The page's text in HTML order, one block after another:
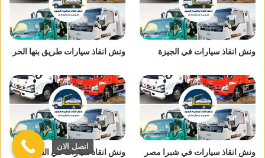
ونش انقاذ سيارات في الجيزة ونش انقاذ سيارات طريق بنها الحر
ونش انقاذ سيارات في شبرا مصر ونش انقاذ سيارات في الشروق
اتصل الان